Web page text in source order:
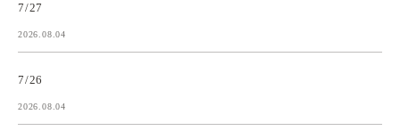
7/27
2026.08.04
7/26
2026.08.04